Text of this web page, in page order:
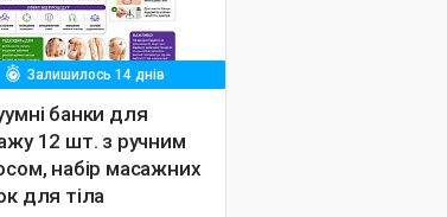
Залишилось 14 днів
банки для
12 шт. з ручним
набір масажних
для тіла